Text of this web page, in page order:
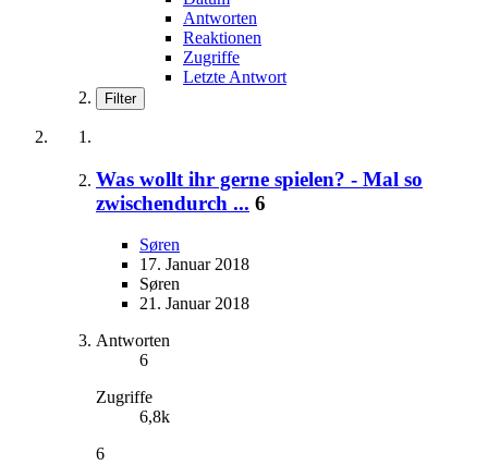
Antworten
Reaktionen
Zugriffe
Letzte Antwort
Filter
Was wollt ihr gerne spielen? - Mal so
zwischendurch ... 6
Søren
17. Januar 2018
Søren
21. Januar 2018
Antworten
6
Zugriffe
6,8k
6